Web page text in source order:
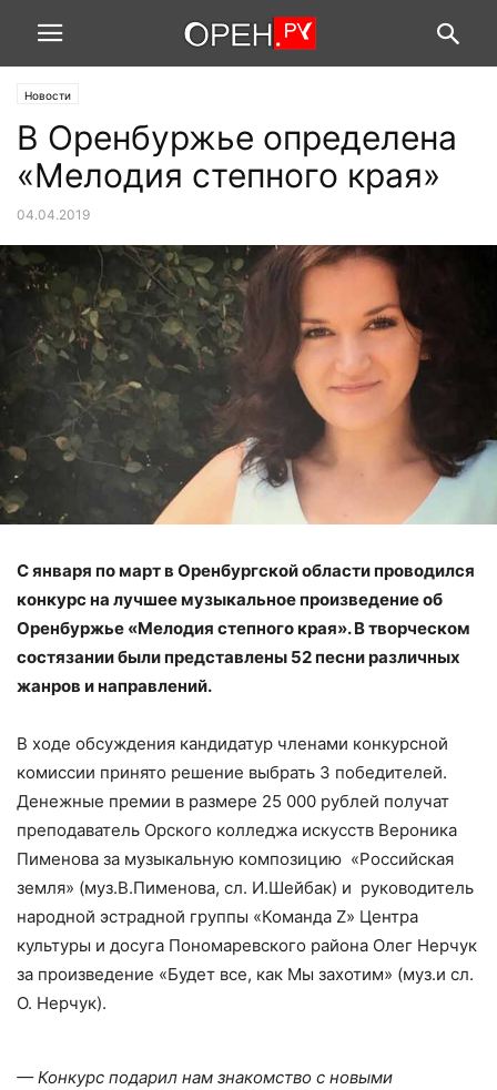
Новости
В Оренбуржье определена
«Мелодия степного края»
04.04.2019
С января по март в Оренбургской области проводился
конкурс на лучшее музыкальное произведение об
Оренбуржье «Мелодия степного края». В творческом
состязании были представлены 52 песни различных
жанров и направлений.
В ходе обсуждения кандидатур членами конкурсной
комиссии принято решение выбрать ­­­­­­­­­­­­3 победителей.
Денежные премии в размере 25 000 рублей получат
преподаватель Орского колледжа искусств Вероника
Пименова за музыкальную композицию «Российская
земля» (муз.В.Пименова, сл. И.Шейбак) и руководитель
народной эстрадной группы «Команда Z» Центра
культуры и досуга Пономаревского района Олег Нерчук
за произведение «Будет все, как Мы захотим» (муз.и сл.
О. Нерчук).
— Конкурс подарил нам знакомство с новыми